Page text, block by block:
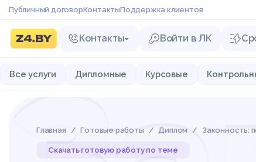
Публичный договорКонтактыПоддержка клиентов
Контакты Войти в ЛК
Все услуги Дипломные Курсовые
Главная Готовые работы Диплом Законность:
Скачать готовую работу по теме